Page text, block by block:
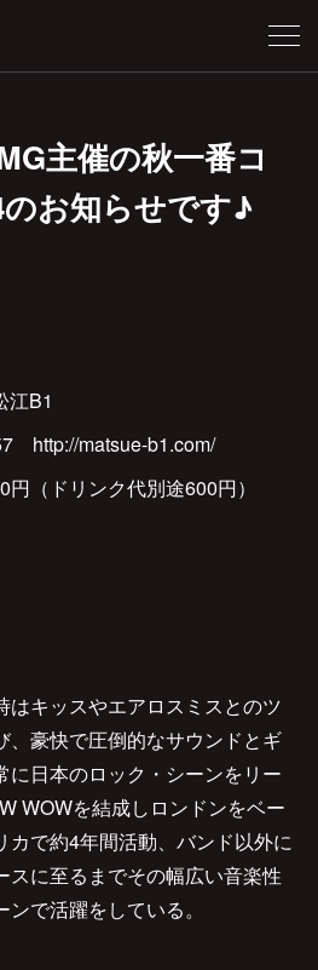
主催の秋一番コ
お知らせです♪
江B1
http://matsue-b1.com/
（ドリンク代別途600円）
はキッスやエアロスミスとのツ
、豪快で圧倒的なサウンドとギ
に日本のロック・シーンをリー
WOWを結成しロンドンをベー
カで約4年間活動、バンド以外に
スに至るまでその幅広い音楽性
で活躍をしている。